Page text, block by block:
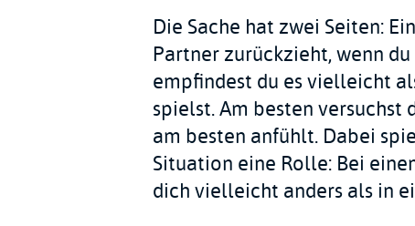
Die Sache hat zwei Seiten:
Partner zurückzieht, wenn
empfindest du es vielleicht
spielst. Am besten versuchst
am besten anfühlt. Dabei
Situation eine Rolle: Bei
dich vielleicht anders als in